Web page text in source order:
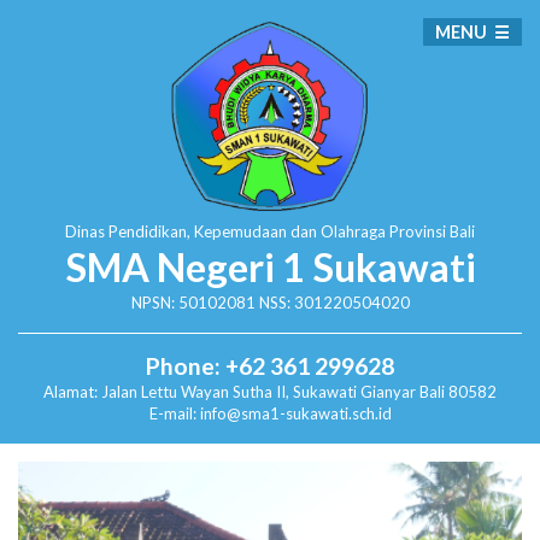
Dinas Pendidikan, Kepemudaan dan Olahraga Provinsi Bali
SMA Negeri 1 Sukawati
NPSN: 50102081 NSS: 301220504020
Phone: +62 361 299628
Alamat: Jalan Lettu Wayan Sutha II, SukawatiGianyar Bali 80582
E-mail: info@sma1-sukawati.sch.id
MENU